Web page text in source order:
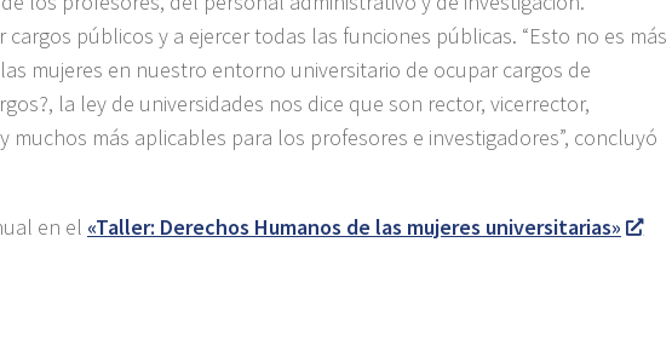
públicos y a ejercer todas las funciones públicas. “Esto no es más
mujeres en nuestro entorno universitario de ocupar cargos de
la ley de universidades nos dice que son rector, vicerrector,
muchos más aplicables para los profesores e investigadores”, concluyó
en el «Taller: Derechos Humanos de las mujeres universitarias»